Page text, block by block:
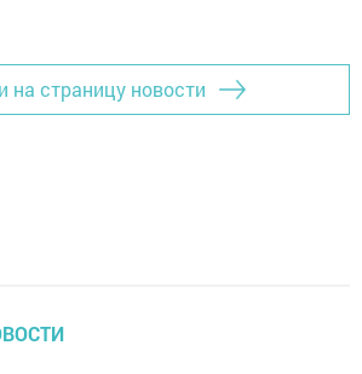
на страницу новости